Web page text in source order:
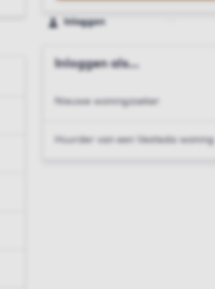
Inloggen
Inloggen als...
Nieuwe woningzoeker
Huurder van een Vesteda woning